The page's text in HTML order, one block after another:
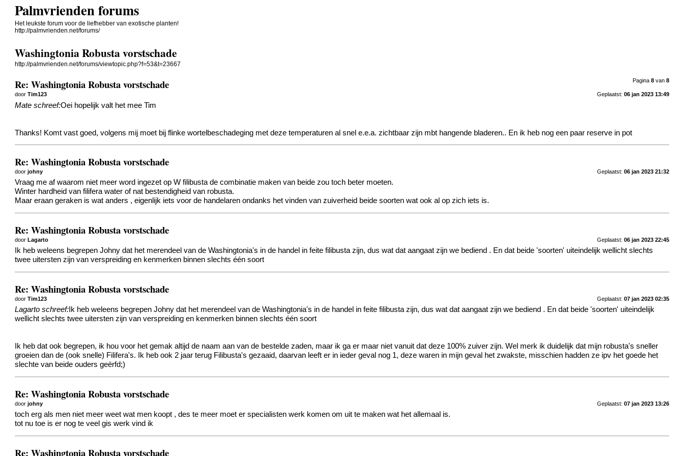
Palmvrienden forums
Het leukste forum voor de liefhebber van exotische planten!
http://palmvrienden.net/forums/
Washingtonia Robusta vorstschade
http://palmvrienden.net/forums/viewtopic.php?f=53&t=23667
Pagina 8van 8
Re: Washingtonia Robusta vorstschade
Geplaatst: 06 jan 2023 13:49
doorTim123
Mate schreef:Oei hopelijk valt het mee Tim
Thanks! Komt vast goed, volgens mij moet bij flinke wortelbeschadeging met deze temperaturen al snel e.e.a. zichtbaar zijn mbt hangende bladeren.. En ik heb nog een paar reserve in pot
Re: Washingtonia Robusta vorstschade
Geplaatst: 06 jan 2023 21:32
doorjohny
Vraag me af waarom niet meer word ingezet op W filibusta de combinatie maken van beide zou toch beter moeten.
Winter hardheid van filifera water of nat bestendigheid van robusta.
Maar eraan geraken is wat anders , eigenlijk iets voor de handelaren ondanks het vinden van zuiverheid beide soorten wat ook al op zich iets is.
Re: Washingtonia Robusta vorstschade
Geplaatst: 06 jan 2023 22:45
doorLagarto
Ik heb weleens begrepen Johny dat het merendeel van de Washingtonia's in de handel in feite filibusta zijn, dus wat dat aangaat zijn we bediend . En dat beide 'soorten' uiteindelijk wellicht slechts
twee uitersten zijn van verspreiding en kenmerken binnen slechts één soort
Re: Washingtonia Robusta vorstschade
Geplaatst: 07 jan 2023 02:35
doorTim123
Lagarto schreef: Ik heb weleens begrepen Johny dat het merendeel van de Washingtonia's in de handel in feite filibusta zijn, dus wat dat aangaat zijn we bediend . En dat beide 'soorten' uiteindelijk
wellicht slechts twee uitersten zijn van verspreiding en kenmerken binnen slechts één soort
Ik heb dat ook begrepen, ik hou voor het gemak altijd de naam aan van de bestelde zaden, maar ik ga er maar niet vanuit dat deze 100% zuiver zijn. Wel merk ik duidelijk dat mijn robusta's sneller
groeien dan de (ook snelle) Filifera's. Ik heb ook 2 jaar terug Filibusta's gezaaid, daarvan leeft er in ieder geval nog 1, deze waren in mijn geval het zwakste, misschien hadden ze ipv het goede het
slechte van beide ouders geërfd;)
Re: Washingtonia Robusta vorstschade
Geplaatst: 07 jan 2023 13:26
doorjohny
toch erg als men niet meer weet wat men koopt , des te meer moet er specialisten werk komen om uit te maken wat het allemaal is.
tot nu toe is er nog te veel gis werk vind ik
Re: Washingtonia Robusta vorstschade